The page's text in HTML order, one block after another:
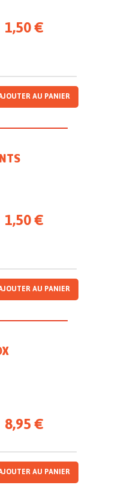
1,50 €
AU PANIER
1,50 €
AU PANIER
8,95 €
AU PANIER